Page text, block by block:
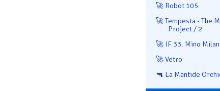
🚀 Robot 105
🚀 Tempesta - The
Project / 2
🚀 IF 33. Mino
🚀 Vetro
🔫 La Mantide